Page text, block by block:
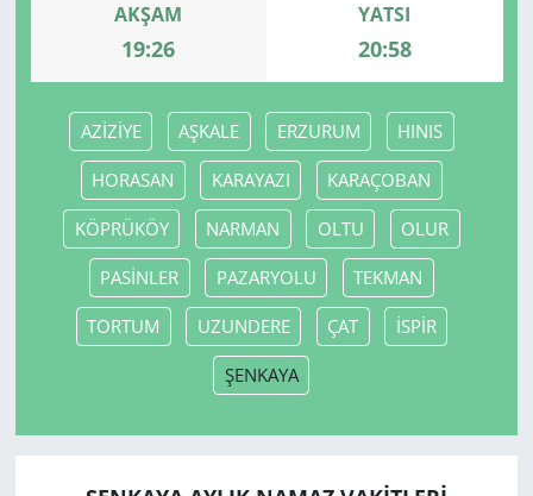
AKŞAM
19:26
YATSI
20:58
AZİZİYE AŞKALE ERZURUM HINIS
HORASAN KARAYAZI KARAÇOBAN
KÖPRÜKÖY NARMAN OLTU OLUR
PASİNLER PAZARYOLU TEKMAN
TORTUM UZUNDERE ÇAT İSPİR
ŞENKAYA